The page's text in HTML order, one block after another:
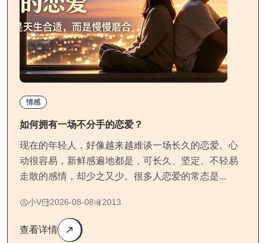
情感
如何拥有一场不分手的恋爱？
现在的年轻人，好像越来越难谈一场长久的恋爱。心
动很容易，新鲜感遍地都是，可长久、坚定、不轻易
走散的感情，却少之又少。很多人恋爱的常态是...
小V 2026-08-08 2013
查看详情